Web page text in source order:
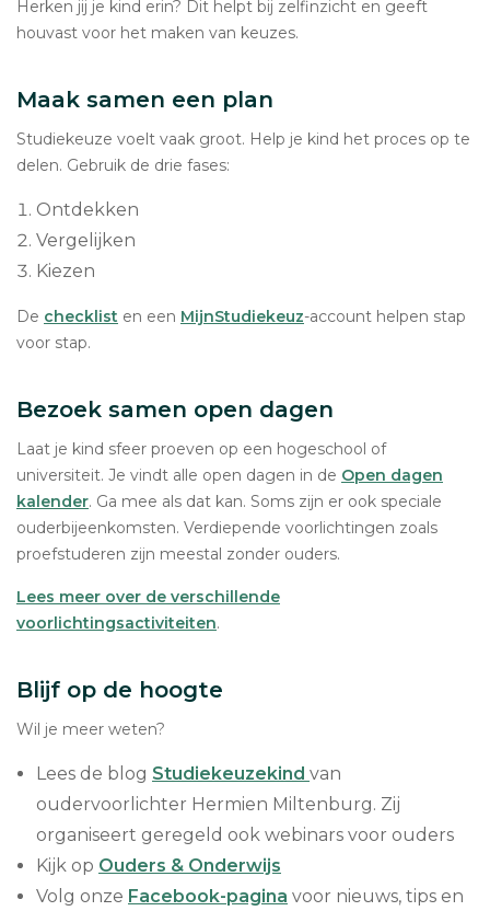
Herken jij je kind erin? Dit helpt bij zelfinzicht en geeft
houvast voor het maken van keuzes.
Maak samen een plan
Studiekeuze voelt vaak groot. Help je kind het proces op te
delen. Gebruik de drie fases:
Ontdekken
Vergelijken
Kiezen
De checklist en een MijnStudiekeuz-account helpen stap
voor stap.
Bezoek samen open dagen
Laat je kind sfeer proeven op een hogeschool of
universiteit. Je vindt alle open dagen in de Open dagen
kalender. Ga mee als dat kan. Soms zijn er ook speciale
ouderbijeenkomsten. Verdiepende voorlichtingen zoals
proefstuderen zijn meestal zonder ouders.
Lees meer over de verschillende
voorlichtingsactiviteiten.
Blijf op de hoogte
Wil je meer weten?
Lees de blog Studiekeuzekind van
oudervoorlichter Hermien Miltenburg. Zij
organiseert geregeld ook webinars voor ouders
Kijk op Ouders & Onderwijs
Volg onze Facebook-pagina voor nieuws, tips en